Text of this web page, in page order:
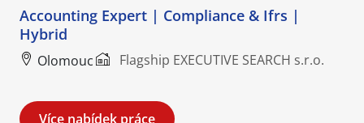
Accounting Expert | Compliance & Ifrs |
Hybrid
Olomouc Flagship EXECUTIVE SEARCH s.r.o.
Více nabídek práce